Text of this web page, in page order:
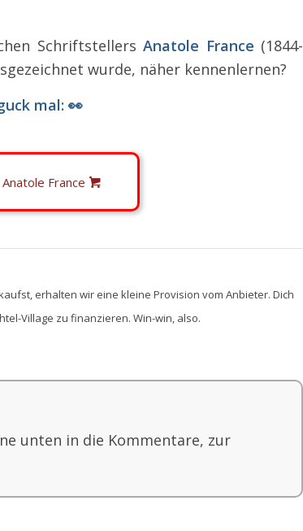
SchriftstellersAnatole France (1844-
wurde, näher kennenlernen?
mal: 👀
France
erhalten wir eine kleine Provision vom Anbieter. Dich
Village zu finanzieren. Win-win, also.
unten in die Kommentare, zur